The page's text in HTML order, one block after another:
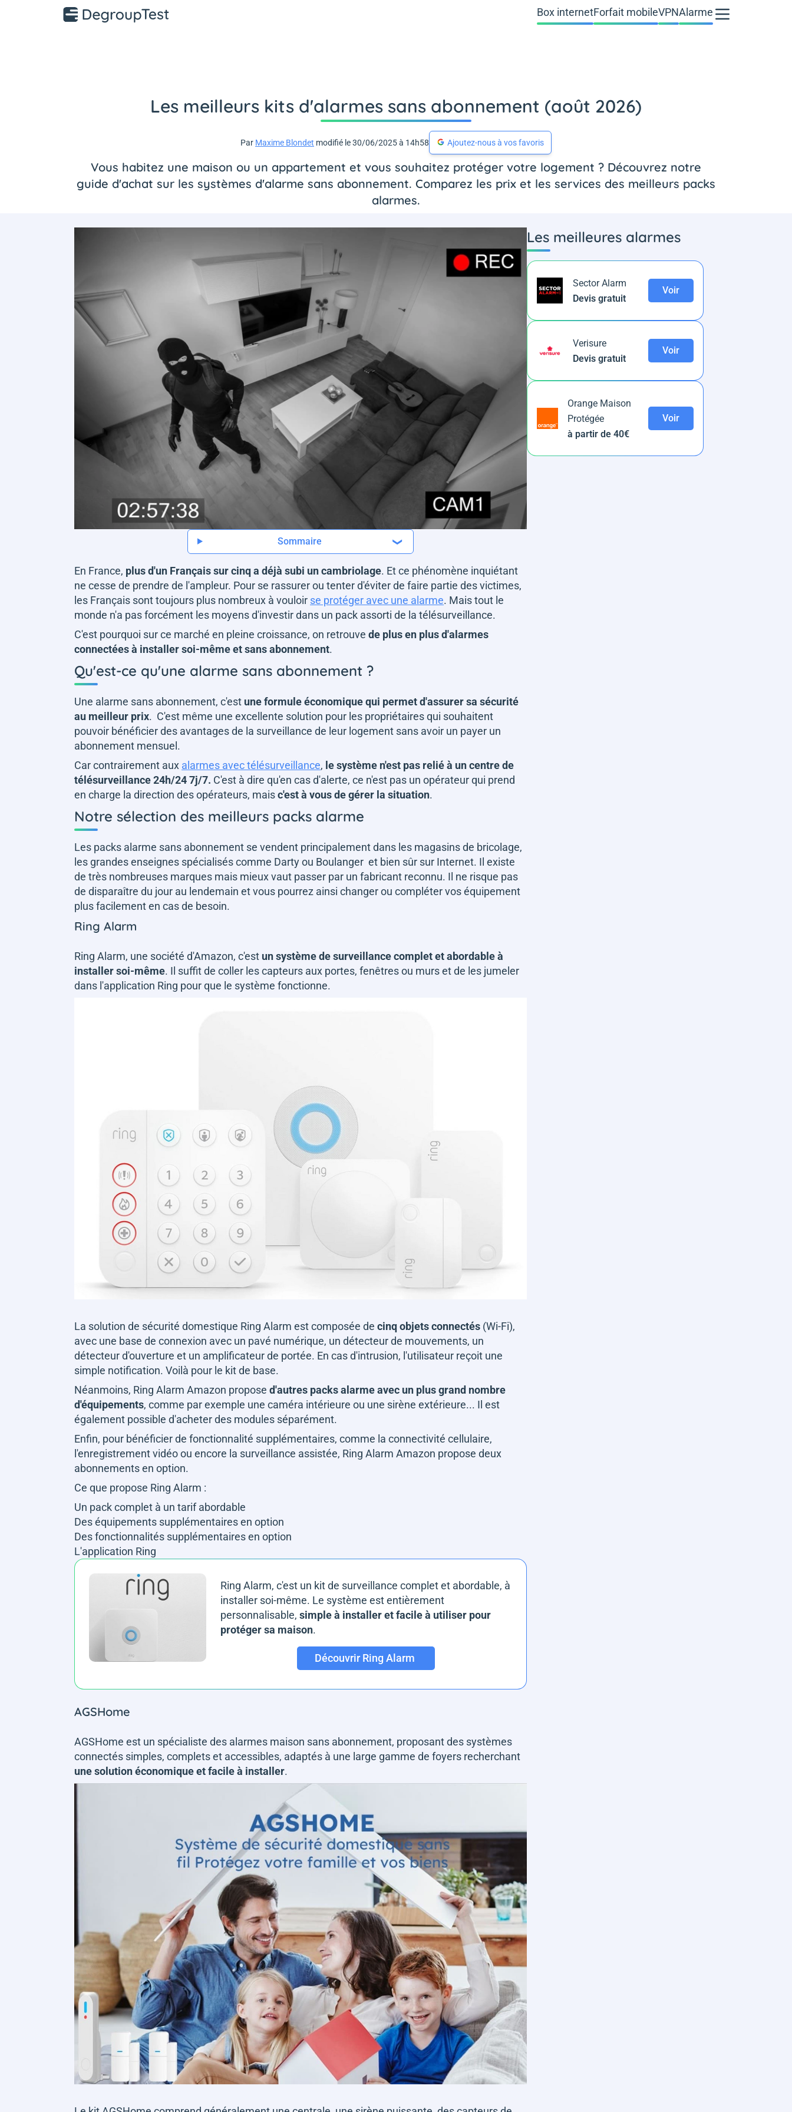
Box internetForfait mobileVPNAlarme
Les meilleurs kits d'alarmes sans abonnement (août 2026)
Par Maxime Blondet modifié le 30/06/2025 à 14h58 Ajoutez-nous à vos favoris
Vous habitez une maison ou un appartement et vous souhaitez protéger votre logement ? Découvrez notre
guide d'achat sur les systèmes d'alarme sans abonnement. Comparez les prix et les services des meilleurs packs
alarmes.
Sommaire
En France, plus d'un Français sur cinq a déjà subi un cambriolage. Et ce phénomène inquiétant
ne cesse de prendre de l'ampleur. Pour se rassurer ou tenter d'éviter de faire partie des victimes,
les Français sont toujours plus nombreux à vouloir se protéger avec une alarme. Mais tout le
monde n'a pas forcément les moyens d'investir dans un pack assorti de la télésurveillance.
C'est pourquoi sur ce marché en pleine croissance, on retrouve de plus en plus d'alarmes
connectées à installer soi-même et sans abonnement.
Qu'est-ce qu'une alarme sans abonnement ?
Une alarme sans abonnement, c'est une formule économique qui permet d'assurer sa sécurité
au meilleur prix. C'est même une excellente solution pour les propriétaires qui souhaitent
pouvoir bénéficier des avantages de la surveillance de leur logement sans avoir un payer un
abonnement mensuel.
Car contrairement aux alarmes avec télésurveillance, le système n'est pas relié à un centre de
télésurveillance 24h/24 7j/7. C'est à dire qu'en cas d'alerte, ce n'est pas un opérateur qui prend
en charge la direction des opérateurs, maisc'est à vous de gérer la situation.
Notre sélection des meilleurs packs alarme
Les packs alarme sans abonnement se vendent principalement dans les magasins de bricolage,
les grandes enseignes spécialisés comme Darty ou Boulanger et bien sûr sur Internet. Il existe
de très nombreuses marques mais mieux vaut passer par un fabricant reconnu. Il ne risque pas
de disparaître du jour au lendemain et vous pourrez ainsi changer ou compléter vos équipement
plus facilement en cas de besoin.
Ring Alarm
Ring Alarm, une société d'Amazon, c'est un système de surveillance complet et abordable à
installer soi-même. Il suffit de coller les capteurs aux portes, fenêtres ou murs et de les jumeler
dans l'application Ring pour que le système fonctionne.
La solution de sécurité domestique Ring Alarm est composée de cinq objets connectés (Wi-Fi),
avec une base de connexion avec un pavé numérique, un détecteur de mouvements, un
détecteur d'ouverture et un amplificateur de portée. En cas d'intrusion, l'utilisateur reçoit une
simple notification. Voilà pour le kit de base.
Néanmoins, Ring Alarm Amazon propose d'autres packs alarme avec un plus grand nombre
d'équipements, comme par exemple une caméra intérieure ou une sirène extérieure... Il est
également possible d'acheter des modules séparément.
Enfin, pour bénéficier de fonctionnalité supplémentaires, comme la connectivité cellulaire,
l'enregistrement vidéo ou encore la surveillance assistée, Ring Alarm Amazon propose deux
abonnements en option.
Ce que propose Ring Alarm :
Un pack complet à un tarif abordable
Des équipements supplémentaires en option
Des fonctionnalités supplémentaires en option
L'application Ring
Ring Alarm, c'est un kit de surveillance complet et abordable, à
installer soi-même. Le système est entièrement
personnalisable, simple à installer et facile à utiliser pour
protéger sa maison.
Découvrir Ring Alarm
AGSHome
AGSHome est un spécialiste des alarmes maison sans abonnement, proposant des systèmes
connectés simples, complets et accessibles, adaptés à une large gamme de foyers recherchant
une solution économique et facile à installer.
Les meilleures alarmes
Sector Alarm
Devis gratuit
Voir
Verisure
Devis gratuit
Voir
Orange Maison
Protégée
à partir de 40€
Voir